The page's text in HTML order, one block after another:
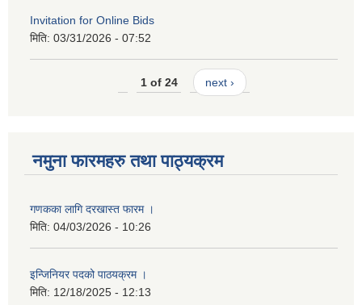
Invitation for Online Bids
मिति: 03/31/2026 - 07:52
1 of 24 next ›
नमुना फारमहरु तथा पाठ्यक्रम
गणकका लागि दरखास्त फारम ।
मिति: 04/03/2026 - 10:26
इन्जिनियर पदको पाठयक्रम ।
मिति: 12/18/2025 - 12:13